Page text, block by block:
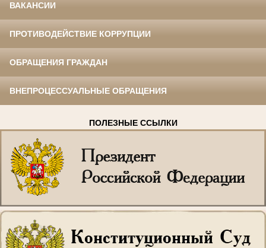
ВАКАНСИИ
ПРОТИВОДЕЙСТВИЕ КОРРУПЦИИ
ОБРАЩЕНИЯ ГРАЖДАН
ВНЕПРОЦЕССУАЛЬНЫЕ ОБРАЩЕНИЯ
ПОЛЕЗНЫЕ ССЫЛКИ